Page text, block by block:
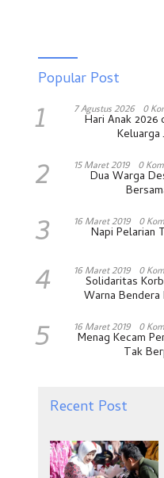
Popular Post
1 7 Agustus 2026 0
Hari Anak
Keluarga
2 15 Maret 2019 0
Dua Warga
3 16 Maret 2019 0
Napi Pelarian
4 16 Maret 2019 0
Solidaritas
Warna
5 16 Maret 2019 0
Menag Kecam
Tak
Recent Post